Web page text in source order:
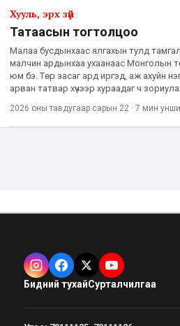
Хууль, эрх зүй
Татаасын тогтолцоо
Малаа бусдынхаас ялгахын тулд
малчин ардынхаа ухаанаас Монголын
юм бэ. Төр засаг ард иргэд, аж ахуйн
арван татвар хүчээр хураадаг ч
2026 оны тавдугаар сарын 22 · 7 мин
Бидний тухайСурталчилгаа